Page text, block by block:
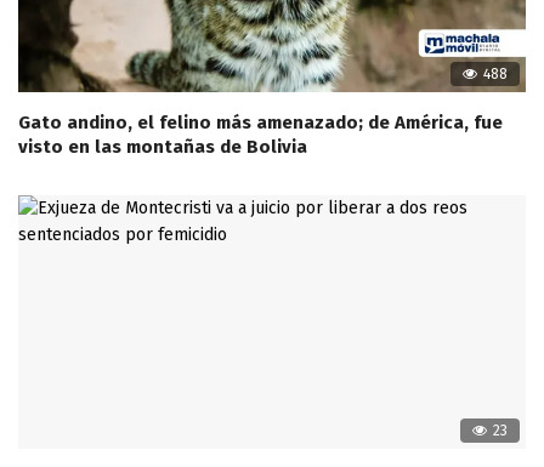
488
Gato andino, el felino más amenazado; de América, fue
visto en las montañas de Bolivia
23